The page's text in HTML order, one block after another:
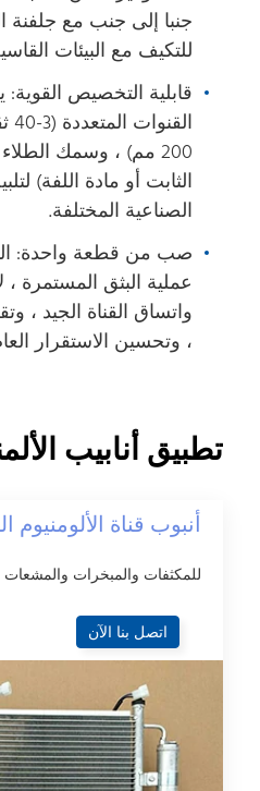
جنبا إلى جنب مع جلفنة
للتكيف مع البيئات
قابلية التخصيص
200 مم) ، وسمك
الثابت أو مادة اللفة)
الصناعية المختلفة.
صب من قطعة واحدة:
عملية البثق المستمرة ،
واتساق القناة الجيد ،
، وتحسين الاستقرار
تطبيق أنابيب
أنبوب قناة
للمكثفات والمبخرات والمشعات
اتصل بنا الآن